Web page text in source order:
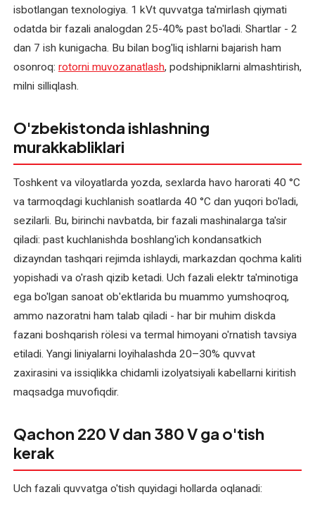
podstansiyasini
ta'mirlash
Transformatorlarni
qayta
—
yangisini
sotib
muqobil
Transformatorlarni
ta'mirlash
Uch
fazali
elektromotorni
o'rash
Val
podshipnik
tiklash
isbotlangan texnologiya. 1 kVt quvvatga ta'mirlash qiymati
odatda bir fazali analogdan 25-40% past bo'ladi. Shartlar - 2
dan 7 ish kunigacha. Bu bilan bog'liq ishlarni bajarish ham
osonroq: rotorni muvozanatlash, podshipniklarni almashtirish,
milni silliqlash.
O'zbekistonda ishlashning
murakkabliklari
Toshkent va viloyatlarda yozda, sexlarda havo harorati 40 °C
va tarmoqdagi kuchlanish soatlarda 40 °C dan yuqori bo'ladi,
sezilarli. Bu, birinchi navbatda, bir fazali mashinalarga ta'sir
qiladi: past kuchlanishda boshlang'ich kondansatkich
dizayndan tashqari rejimda ishlaydi, markazdan qochma kaliti
yopishadi va o'rash qizib ketadi. Uch fazali elektr ta'minotiga
ega bo'lgan sanoat ob'ektlarida bu muammo yumshoqroq,
ammo nazoratni ham talab qiladi - har bir muhim diskda
fazani boshqarish rölesi va termal himoyani o'rnatish tavsiya
etiladi. Yangi liniyalarni loyihalashda 20–30% quvvat
zaxirasini va issiqlikka chidamli izolyatsiyali kabellarni kiritish
maqsadga muvofiqdir.
Qachon 220 V dan 380 V ga o'tish
kerak
Uch fazali quvvatga o'tish quyidagi hollarda oqlanadi: